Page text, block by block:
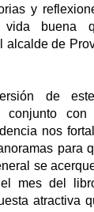
y
buena
alcalde de
de
conjunto
nos
para
se
mes del
atractiva